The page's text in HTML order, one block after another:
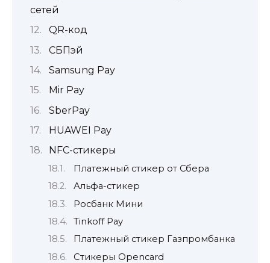
сетей
QR-код
СБПэй
Samsung Pay
Mir Pay
SberPay
HUAWEI Pay
NFC-стикеры
Платежный стикер от Сбера
Альфа-стикер
Росбанк Мини
Tinkoff Pay
Платежный стикер Газпромбанка
Стикеры Opencard